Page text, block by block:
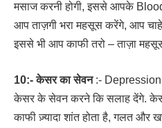
मसाज करनी होगी, इससे आपके
आप ताज़गी भरा महसूस करेंगे, आप
इससे भी आप काफी तरो – ताज़ा
10:- केसर का सेवन:- Depression
केसर के सेवन करने कि सलाह देंगे.
काफी ज़्यादा शांत होता है, गलत और